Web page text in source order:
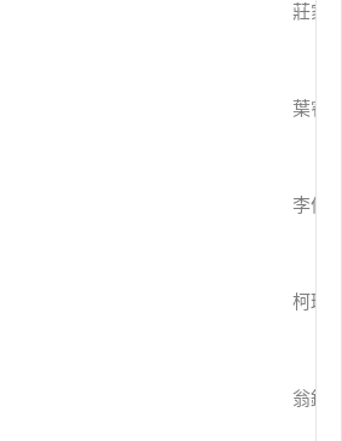
莊家
葉睿
李偉
柯琬
翁銘